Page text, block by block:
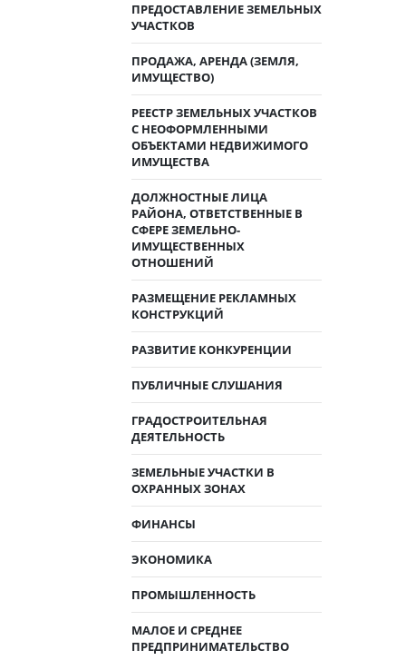
ПРЕДОСТАВЛЕНИЕ ЗЕМЕЛЬНЫХ
УЧАСТКОВ
ПРОДАЖА, АРЕНДА (ЗЕМЛЯ,
ИМУЩЕСТВО)
РЕЕСТР ЗЕМЕЛЬНЫХ УЧАСТКОВ
С НЕОФОРМЛЕННЫМИ
ОБЪЕКТАМИ НЕДВИЖИМОГО
ИМУЩЕСТВА
ДОЛЖНОСТНЫЕ ЛИЦА
РАЙОНА, ОТВЕТСТВЕННЫЕ В
СФЕРЕ ЗЕМЕЛЬНО-
ИМУЩЕСТВЕННЫХ
ОТНОШЕНИЙ
РАЗМЕЩЕНИЕ РЕКЛАМНЫХ
КОНСТРУКЦИЙ
РАЗВИТИЕ КОНКУРЕНЦИИ
ПУБЛИЧНЫЕ СЛУШАНИЯ
ГРАДОСТРОИТЕЛЬНАЯ
ДЕЯТЕЛЬНОСТЬ
ЗЕМЕЛЬНЫЕ УЧАСТКИ В
ОХРАННЫХ ЗОНАХ
ФИНАНСЫ
ЭКОНОМИКА
ПРОМЫШЛЕННОСТЬ
МАЛОЕ И СРЕДНЕЕ
ПРЕДПРИНИМАТЕЛЬСТВО